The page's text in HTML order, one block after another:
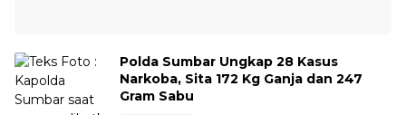
Polda Sumbar Ungkap 28 Kasus
Narkoba, Sita 172 Kg Ganja dan 247
Gram Sabu